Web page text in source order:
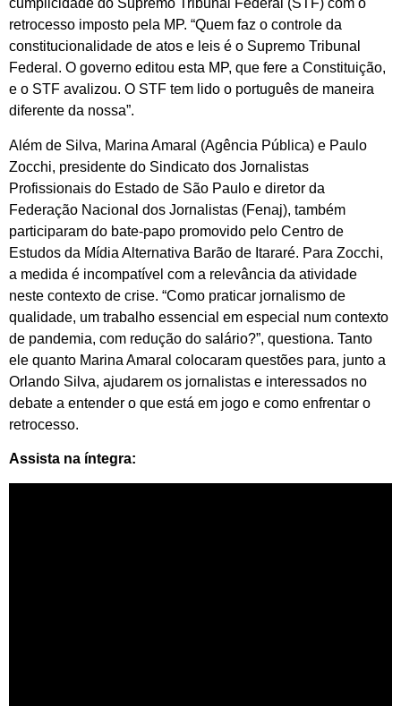
cumplicidade do Supremo Tribunal Federal (STF) com o
retrocesso imposto pela MP. “Quem faz o controle da
constitucionalidade de atos e leis é o Supremo Tribunal
Federal. O governo editou esta MP, que fere a Constituição,
e o STF avalizou. O STF tem lido o português de maneira
diferente da nossa”.
Além de Silva, Marina Amaral (Agência Pública) e Paulo
Zocchi, presidente do Sindicato dos Jornalistas
Profissionais do Estado de São Paulo e diretor da
Federação Nacional dos Jornalistas (Fenaj), também
participaram do bate-papo promovido pelo Centro de
Estudos da Mídia Alternativa Barão de Itararé. Para Zocchi,
a medida é incompatível com a relevância da atividade
neste contexto de crise. “Como praticar jornalismo de
qualidade, um trabalho essencial em especial num contexto
de pandemia, com redução do salário?”, questiona. Tanto
ele quanto Marina Amaral colocaram questões para, junto a
Orlando Silva, ajudarem os jornalistas e interessados no
debate a entender o que está em jogo e como enfrentar o
retrocesso.
Assista na íntegra: